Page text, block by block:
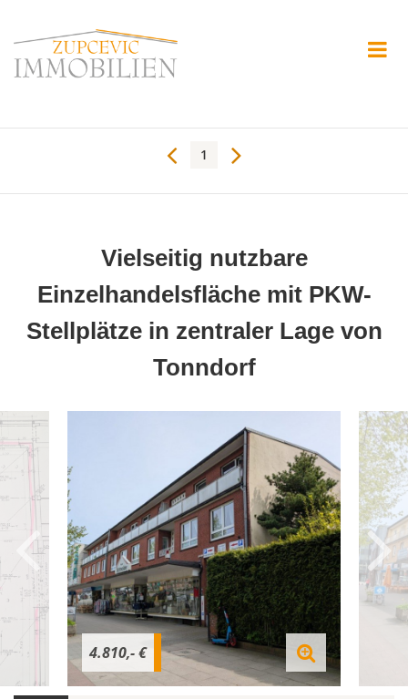
1
Vielseitig nutzbare
Einzelhandelsfläche mit PKW-
Stellplätze in zentraler Lage von
Tonndorf
4.810,- €